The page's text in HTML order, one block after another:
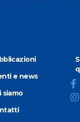
e news
siamo